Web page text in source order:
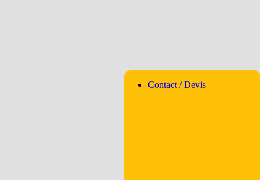
Contact / Devis